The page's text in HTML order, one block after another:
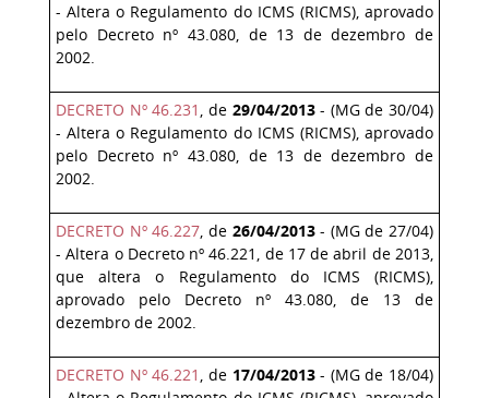
- Altera o Regulamento do ICMS (RICMS), aprovado
pelo Decreto nº 43.080, de 13 de dezembro de
2002.
DECRETO Nº 46.231 , de 29/04/2013- (MG de 30/04)
- Altera o Regulamento do ICMS (RICMS), aprovado
pelo Decreto nº 43.080, de 13 de dezembro de
2002.
DECRETO Nº 46.227, de 26/04/2013- (MG de 27/04)
- Altera o Decreto nº 46.221, de 17 de abril de 2013,
que altera o Regulamento do ICMS (RICMS),
aprovado pelo Decreto nº 43.080, de 13 de
dezembro de 2002.
DECRETO Nº 46.221 , de 17/04/2013- (MG de 18/04)